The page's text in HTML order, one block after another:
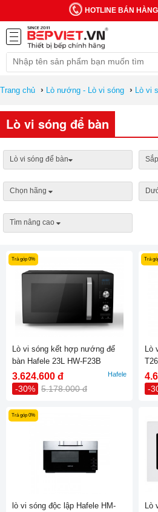
HOTLINE BÁN
Trang chủ › Lò nướng - Lò vi sóng › Lò vi
Lò vi sóng để bàn
Lò vi sóng để bàn
Chọn hãng
Tìm nâng cao
Trả góp 0%
Lò vi sóng kết hợp nướng để
bàn Hafele 23L HW-F23B
538.31.270
3.624.600 đ
-30% 5.178.000 đ
Hafele
Trả
Lò
-
Trả góp 0%
lò vi sóng độc lập Hafele HM-
Lò